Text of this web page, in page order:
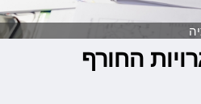
החורף